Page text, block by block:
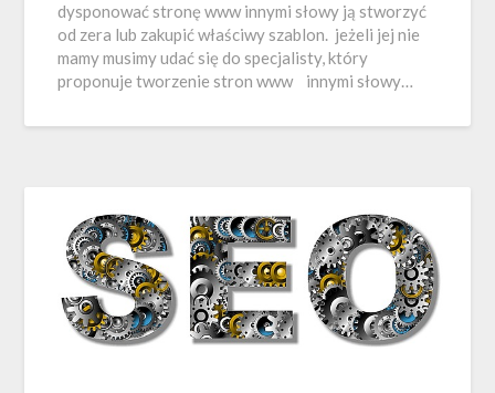
dysponować stronę www innymi słowy ją stworzyć
od zera lub zakupić właściwy szablon. jeżeli jej nie
mamy musimy udać się do specjalisty, który
proponuje tworzenie stron www innymi słowy…